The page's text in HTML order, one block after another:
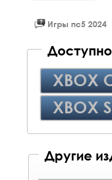
Игры пс5 2024
XBOX
XBOX
Другие